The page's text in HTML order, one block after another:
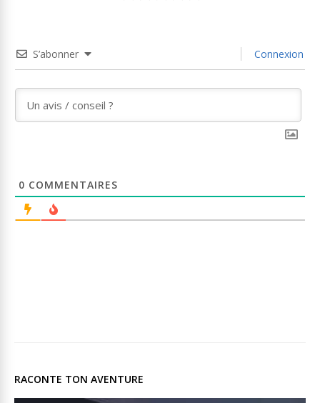
S’abonner Connexion
0 COMMENTAIRES
RACONTE TON AVENTURE